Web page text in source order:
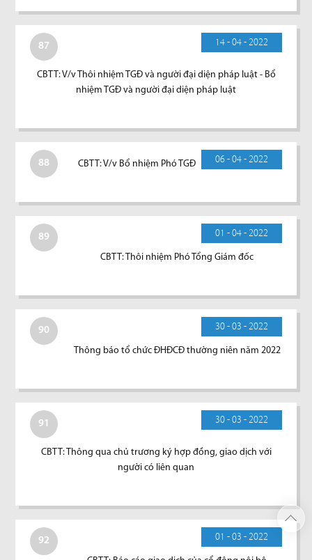
87 14 - 04 - 2022
CBTT: V/v Thôi nhiệm TGĐ và người đại diện pháp luật - Bổ
nhiệm TGĐ và người đại diện pháp luật
88 06 - 04 - 2022
CBTT: V/v Bổ nhiệm Phó TGĐ
89 01 - 04 - 2022
CBTT: Thôi nhiệm Phó Tổng Giám đốc
90 30 - 03 - 2022
Thông báo tổ chức ĐHĐCĐ thường niên năm 2022
91 30 - 03 - 2022
CBTT: Thông qua chủ trương ký hợp đồng, giao dịch với
người có liên quan
92 01 - 03 - 2022